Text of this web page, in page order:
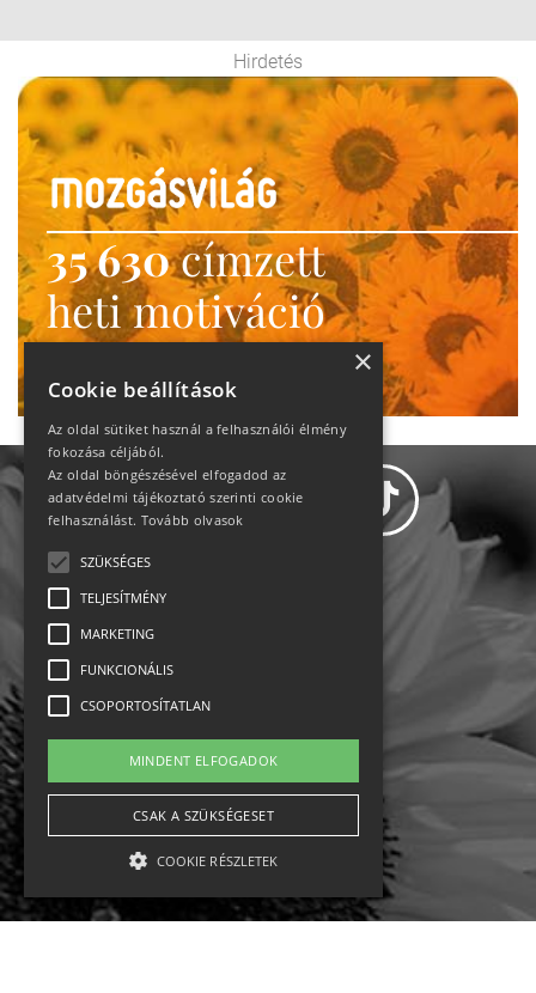
Hirdetés
35 630címzett
heti motiváció
Ne maradj le!
Impresszum-kapcsolat
Jogi nyilatkozat
Rólunk
English
×
Cookie beállítások
Az oldal sütiket használ a felhasználói élmény
fokozása céljából.
Az oldal böngészésével elfogadod az
adatvédelmi tájékoztató szerinti cookie
felhasználást. Tovább olvasok
SZÜKSÉGES
TELJESÍTMÉNY
MARKETING
FUNKCIONÁLIS
CSOPORTOSÍTATLAN
MINDENT ELFOGADOK
CSAK A SZÜKSÉGESET
COOKIE RÉSZLETEK